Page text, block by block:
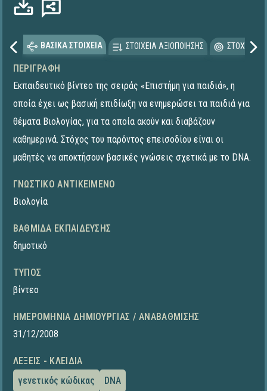
ΒΑΣΙΚΑ ΣΤΟΙΧΕΙΑ ΣΤΟΙΧΕΙΑ ΑΞΙΟΠΟΙΗΣΗΣ
ΠΕΡΙΓΡΑΦΉ
Εκπαιδευτικό βίντεο της σειράς «Επιστήμη για παιδιά», η
οποία έχει ως βασική επιδίωξη να ενημερώσει τα παιδιά για
θέματα Βιολογίας, για τα οποία ακούν και διαβάζουν
καθημερινά. Στόχος του παρόντος επεισοδίου είναι οι
μαθητές να αποκτήσουν βασικές γνώσεις σχετικά με το DNA.
ΓΝΩΣΤΙΚΌ ΑΝΤΙΚΕΊΜΕΝΟ
Βιολογία
ΒΑΘΜΊΔΑ ΕΚΠΑΊΔΕΥΣΗΣ
δημοτικό
ΤΎΠΟΣ
βίντεο
ΗΜΕΡΟΜΗΝΊΑ ΔΗΜΙΟΥΡΓΊΑΣ / ΑΝΑΒΆΘΜΙΣΗΣ
31/12/2008
ΛΈΞΕΙΣ - ΚΛΕΙΔΙΆ
γενετικός κώδικας
DNA